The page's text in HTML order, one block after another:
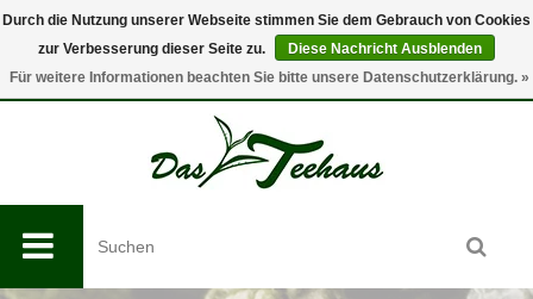
0
Durch die Nutzung unserer Webseite stimmen Sie dem Gebrauch von Cookies
zur Verbesserung dieser Seite zu.
Diese Nachricht Ausblenden
Für weitere Informationen beachten Sie bitte unsere Datenschutzerklärung. »